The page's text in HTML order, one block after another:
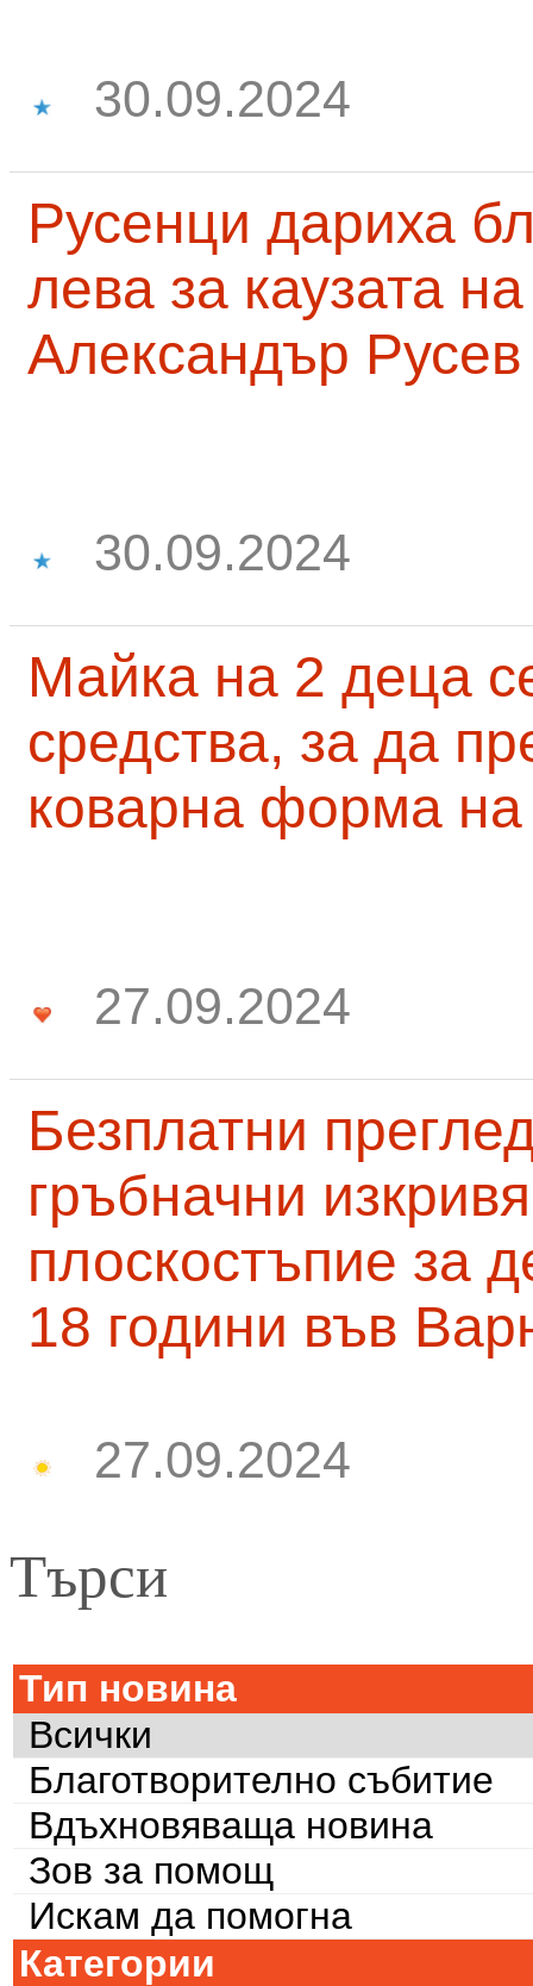
30.09.2024
Русенци дариха
лева за каузата
Александър Русев
30.09.2024
Майка на 2 деца
средства, за да
коварна форма на
27.09.2024
Безплатни
гръбначни
плоскостъпие за
18 години във
27.09.2024
Търси
Тип новина
Всички
Благотворително събитие
Вдъхновяваща новина
Зов за помощ
Искам да помогна
Категории